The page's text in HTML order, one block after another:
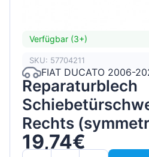
Verfügbar (3+)
SKU: 57704211
FIAT DUCATO 2006-
Reparaturblech
Rechts
19,74€